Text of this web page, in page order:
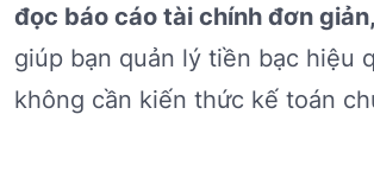
đọc báo cáo tài chính đơn
giúp bạn quản lý tiền bạc hiệu
không cần kiến thức kế toán